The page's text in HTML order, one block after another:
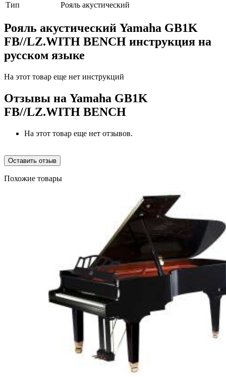
Тип
Рояль акустический
Рояль акустический Yamaha GB1K
FB//LZ.WITH BENCH инструкция на
русском языке
На этот товар еще нет инструкций
Отзывы на Yamaha GB1K
FB//LZ.WITH BENCH
На этот товар еще нет отзывов.
Оставить отзыв
Похожие товары